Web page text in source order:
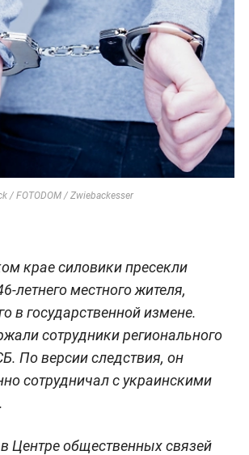
/ FOTODOM / Zwiebackesser
крае силовики пресекли
летнего местного жителя,
в государственной измене.
сотрудники регионального
По версии следствия, он
сотрудничал с украинскими
Центре общественных связей